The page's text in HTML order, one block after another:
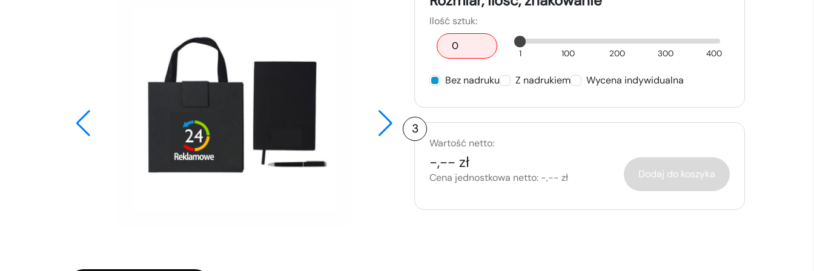
Ilość sztuk:
1 100 200 300 400
Bez nadruku Z nadrukiem Wycena indywidualna
3
Wartość netto:
-,-- zł
Cena jednostkowa netto: -,-- zł Dodaj do koszyka